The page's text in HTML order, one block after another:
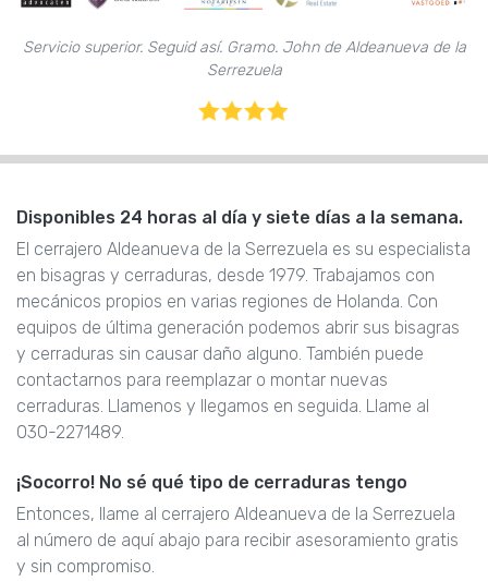
Servicio superior. Seguid así. Gramo. John de Aldeanueva de la
Serrezuela
Disponibles 24 horas al día y siete días a la semana.
El cerrajero Aldeanueva de la Serrezuela es su especialista
en bisagras y cerraduras, desde 1979. Trabajamos con
mecánicos propios en varias regiones de Holanda. Con
equipos de última generación podemos abrir sus bisagras
y cerraduras sin causar daño alguno. También puede
contactarnos para reemplazar o montar nuevas
cerraduras. Llamenos y llegamos en seguida. Llame al
030-2271489.
¡Socorro! No sé qué tipo de cerraduras tengo
Entonces, llame al cerrajero Aldeanueva de la Serrezuela
al número de aquí abajo para recibir asesoramiento gratis
y sin compromiso.